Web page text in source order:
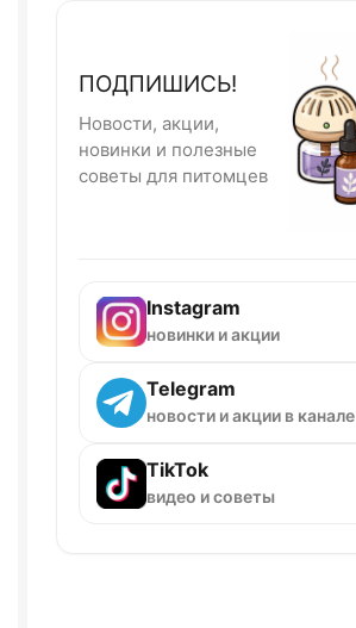
ПОДПИШИСЬ!
Новости, акции,
новинки и полезные
советы для питомцев
Instagram
новинки и акции
Telegram
новости и акции в канале
TikTok
видео и советы